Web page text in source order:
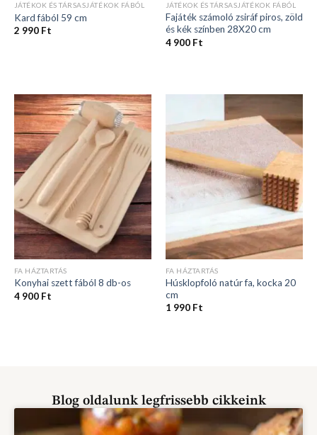
JÁTÉKOK ÉS TÁRSASJÁTÉKOK FÁBÓL
Kard fából 59 cm
2 990 Ft
JÁTÉKOK ÉS TÁRSASJÁTÉKOK FÁBÓL
Fajáték számoló zsiráf piros, zöld
és kék színben 28X20 cm
4 900 Ft
FA HÁZTARTÁS
Konyhai szett fából 8 db-os
4 900 Ft
FA HÁZTARTÁS
Húsklopfoló natúr fa, kocka 20
cm
1 990 Ft
Blog oldalunk legfrissebb cikkeink